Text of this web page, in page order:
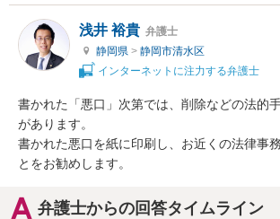
浅井 裕貴 弁護士
静岡県 > 静岡市清水区
インターネットに注力する弁護士
書かれた「悪口」次第では、削除などの法的
があります。
書かれた悪口を紙に印刷し、お近くの法律事
とをお勧めします。
弁護士からの回答タイムライン